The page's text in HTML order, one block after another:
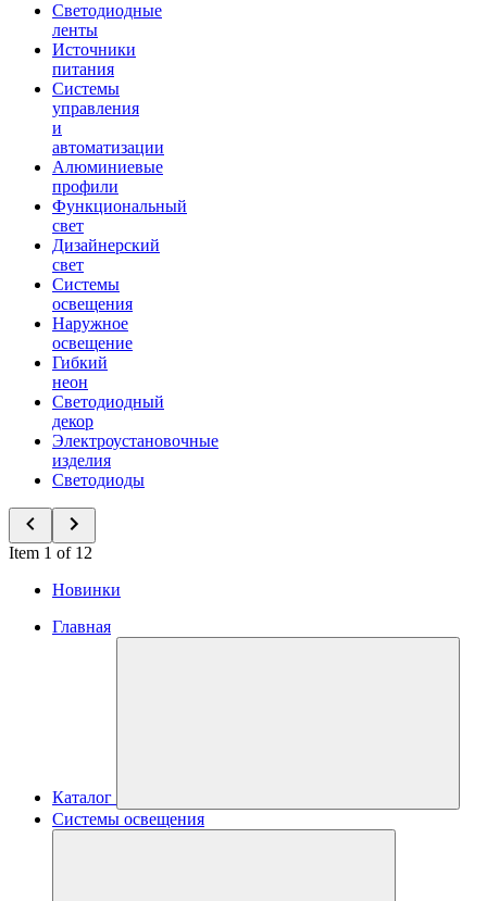
Светодиодные
ленты
Источники
питания
Системы
управления
и
автоматизации
Алюминиевые
профили
Функциональный
свет
Дизайнерский
свет
Системы
освещения
Наружное
освещение
Гибкий
неон
Светодиодный
декор
Электроустановочные
изделия
Светодиоды
Item 1 of 12
Новинки
Главная
Каталог
Системы освещения